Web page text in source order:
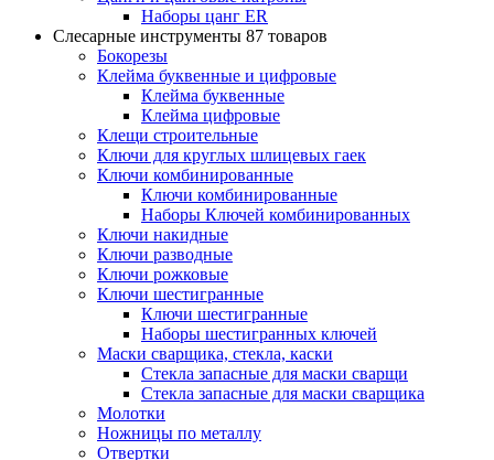
Наборы цанг ER
Слесарные инструменты 87 товаров
Бокорезы
Клейма буквенные и цифровые
Клейма буквенные
Клейма цифровые
Клещи строительные
Ключи для круглых шлицевых гаек
Ключи комбинированные
Ключи комбинированные
Наборы Ключей комбинированных
Ключи накидные
Ключи разводные
Ключи рожковые
Ключи шестигранные
Ключи шестигранные
Наборы шестигранных ключей
Маски сварщика, стекла, каски
Стекла запасные для маски сварщи
Стекла запасные для маски сварщика
Молотки
Ножницы по металлу
Отвертки